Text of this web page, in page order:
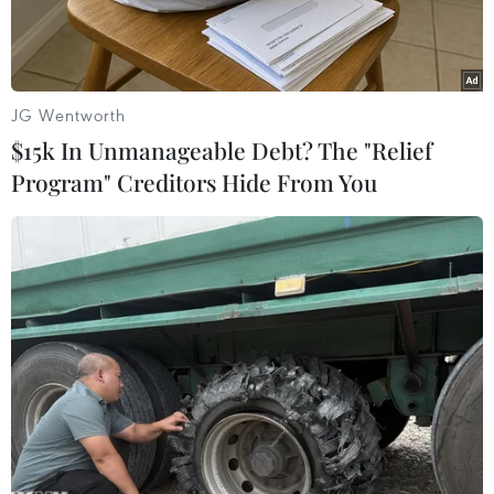
Bộ trưởng Bộ Y tế Đào Hồng Lan phát biểu tại buổi lễ tiếp nhận.
(Ảnh: PV/Vietnam+)
Ngày 28/7, theo thông tin từ Bộ Y tế, đơn vị này
đã tiếp nhận 72.300 vaccine DPT-VGB-Hib
(vaccine 5 trong 1) do Ngân hàng Sacombank tài
JG Wentworth
$15k In Unmanageable Debt? The "Relief
Program" Creditors Hide From You